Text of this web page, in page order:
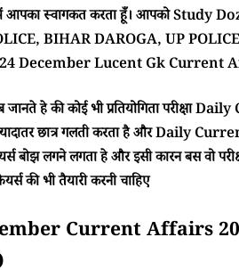
स्वागकत करता हूँ। आपको Study Doz
BIHAR DAROGA, UP
24 December Lucent Gk Current
हे की कोई भी प्रतियोगिता परीक्षा
छात्र गलती करता है और Daily
बोझ लगने लगता हे और इसी कारन बस वो
की भी तैयारी करनी चाहिए
Current Affairs